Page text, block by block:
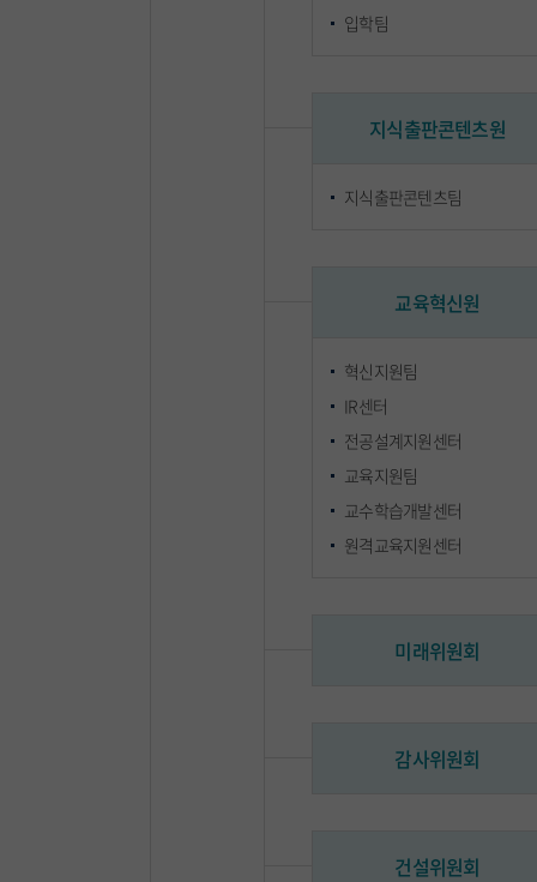
입학팀
지식출판콘텐츠원
지식출판콘텐츠팀
교육혁신원
혁신지원팀
IR센터
전공설계지원센터
교육지원팀
교수학습개발센터
원격교육지원센터
미래위원회
감사위원회
건설위원회